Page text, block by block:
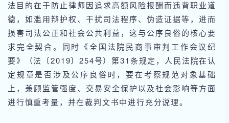
法目的在于防止律师因追求高额风险报酬而违背职业道
德，如滥用辩护权、干扰司法程序、伪造证据等，进而
损害司法公正和社会公共利益，这与公序良俗的核心要
求完全契合。同时《全国法院民商事审判工作会议纪
要》（法〔2019〕254号）第31条规定，人民法院在认
定规章是否涉及公序良俗时，要在考察规范对象基础
上，兼顾监管强度、交易安全保护以及社会影响等方面
进行慎重考量，并在裁判文书中进行充分说理。